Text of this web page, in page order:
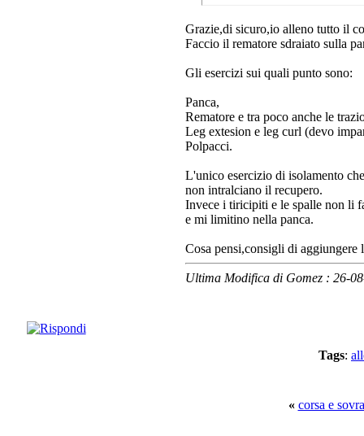
Grazie,di sicuro,io alleno tutto il
Faccio il rematore sdraiato sulla
Gli esercizi sui quali punto sono:
Panca,
Rematore e tra poco anche le
Leg extesion e leg curl (devo
Polpacci.
L'unico esercizio di isolamento
non intralciano il recupero.
Invece i tiricipiti e le spalle non li
e mi limitino nella panca.
Cosa pensi,consigli di aggiungere
Ultima Modifica di Gomez : 26-
Tags:
« corsa e